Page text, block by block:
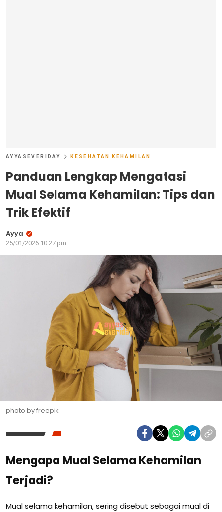
AYYASEVERIDAY KESEHATAN KEHAMILAN
Panduan Lengkap Mengatasi
Mual Selama Kehamilan: Tips dan
Trik Efektif
Ayya
25/01/2026 10:27 pm
photo by freepik
Mengapa Mual Selama Kehamilan
Terjadi?
Mual selama kehamilan, sering disebut sebagai mual di